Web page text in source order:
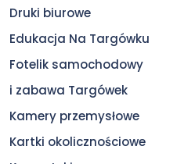
Druki biurowe
Edukacja Na Targówku
Fotelik samochodowy
i zabawa Targówek
Kamery przemysłowe
Kartki okolicznościowe